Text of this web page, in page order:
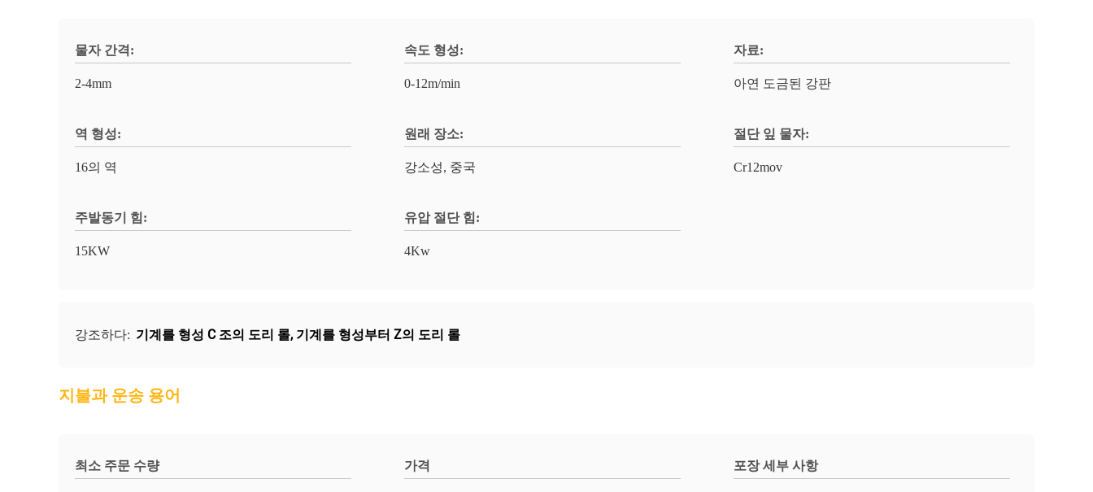
물자 간격:
2-4mm
속도 형성:
0-12m/min
자료:
아연 도금된 강판
역 형성:
16의 역
원래 장소:
강소성, 중국
절단 잎 물자:
Cr12mov
주발동기 힘:
15KW
유압 절단 힘:
4Kw
강조하다: 기계를 형성 C 조의 도리 롤, 기계를 형성부터 Z의 도리 롤
지불과 운송 용어
최소 주문 수량 가격 포장 세부 사항